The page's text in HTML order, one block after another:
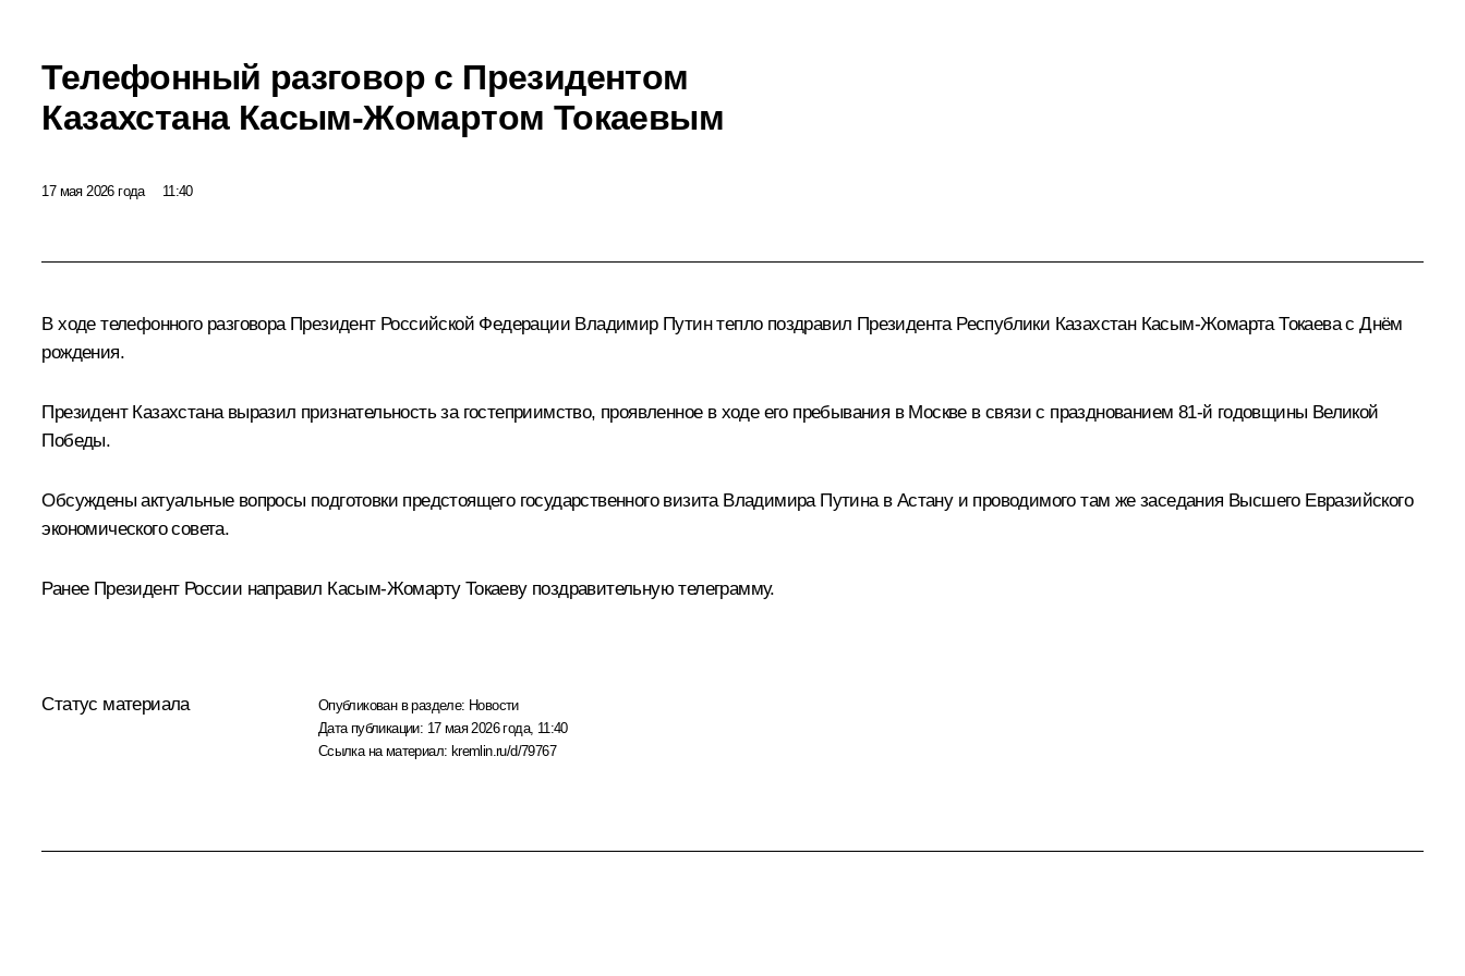
Телефонный разговор с Президентом
Казахстана Касым-Жомартом Токаевым
17 мая 2026 года 11:40
В ходе телефонного разговора Президент Российской Федерации Владимир Путин тепло поздравил Президента Республики Казахстан Касым-Жомарта Токаевас Днём
рождения.
Президент Казахстана выразил признательность за гостеприимство, проявленное в ходе его пребывания в Москве в связи с празднованием 81-й годовщины Великой
Победы.
Обсуждены актуальные вопросы подготовки предстоящего государственного визита Владимира Путина в Астану и проводимого там же заседания Высшего Евразийского
экономического совета.
Ранее Президент России направил Касым-Жомарту Токаеву поздравительнуютелеграмму.
Статус материала Опубликован в разделе: Новости
Дата публикации: 17 мая 2026 года, 11:40
Ссылка на материал: kremlin.ru/d/79767